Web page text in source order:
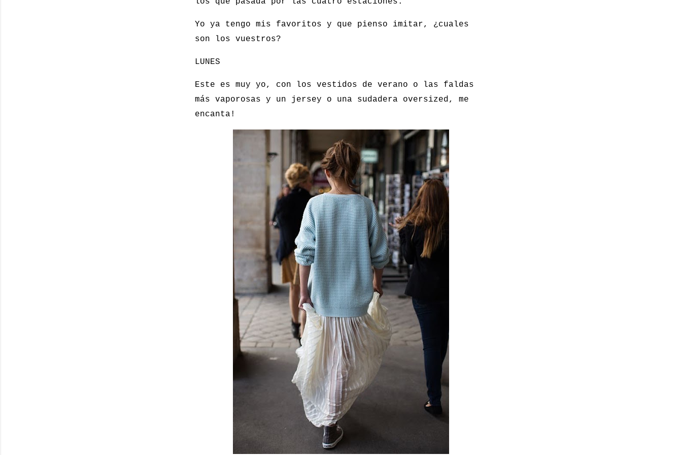
Yo ya tengo mis favoritos y que pienso imitar, ¿cuales
son los vuestros?
LUNES
Este es muy yo, con los vestidos de verano o las faldas
más vaporosas y un jersey o una sudadera oversized, me
encanta!